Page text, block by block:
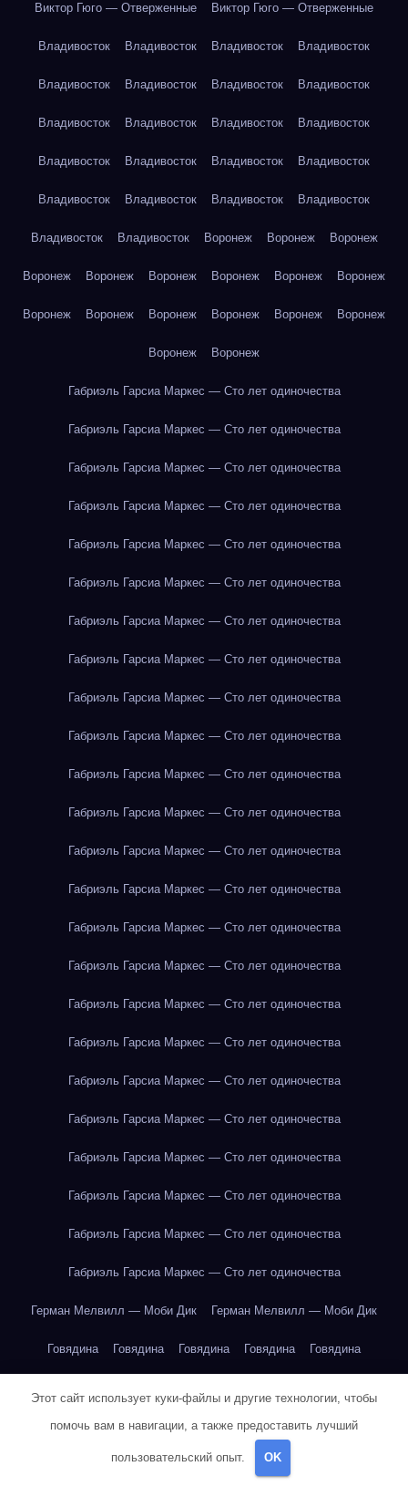
Виктор Гюго — Отверженные Виктор Гюго — Отверженные
Владивосток Владивосток Владивосток Владивосток
Владивосток Владивосток Владивосток Владивосток
Владивосток Владивосток Владивосток Владивосток
Владивосток Владивосток Владивосток Владивосток
Владивосток Владивосток Владивосток Владивосток
Владивосток Владивосток Воронеж Воронеж Воронеж
Воронеж Воронеж Воронеж Воронеж Воронеж Воронеж
Воронеж Воронеж Воронеж Воронеж Воронеж Воронеж
Воронеж Воронеж
Габриэль Гарсиа Маркес — Сто лет одиночества
Габриэль Гарсиа Маркес — Сто лет одиночества
Габриэль Гарсиа Маркес — Сто лет одиночества
Габриэль Гарсиа Маркес — Сто лет одиночества
Габриэль Гарсиа Маркес — Сто лет одиночества
Габриэль Гарсиа Маркес — Сто лет одиночества
Габриэль Гарсиа Маркес — Сто лет одиночества
Габриэль Гарсиа Маркес — Сто лет одиночества
Габриэль Гарсиа Маркес — Сто лет одиночества
Габриэль Гарсиа Маркес — Сто лет одиночества
Габриэль Гарсиа Маркес — Сто лет одиночества
Габриэль Гарсиа Маркес — Сто лет одиночества
Габриэль Гарсиа Маркес — Сто лет одиночества
Габриэль Гарсиа Маркес — Сто лет одиночества
Габриэль Гарсиа Маркес — Сто лет одиночества
Габриэль Гарсиа Маркес — Сто лет одиночества
Габриэль Гарсиа Маркес — Сто лет одиночества
Габриэль Гарсиа Маркес — Сто лет одиночества
Габриэль Гарсиа Маркес — Сто лет одиночества
Габриэль Гарсиа Маркес — Сто лет одиночества
Габриэль Гарсиа Маркес — Сто лет одиночества
Габриэль Гарсиа Маркес — Сто лет одиночества
Габриэль Гарсиа Маркес — Сто лет одиночества
Габриэль Гарсиа Маркес — Сто лет одиночества
Герман Мелвилл — Моби Дик Герман Мелвилл — Моби Дик
Говядина Говядина Говядина Говядина Говядина
Горох Горох Горох Горох Горох Горох Горох Горох
Горох Горох
Этот сайт использует куки-файлы и другие технологии, чтобы
помочь вам в навигации, а также предоставить лучший
пользовательский опыт. OK